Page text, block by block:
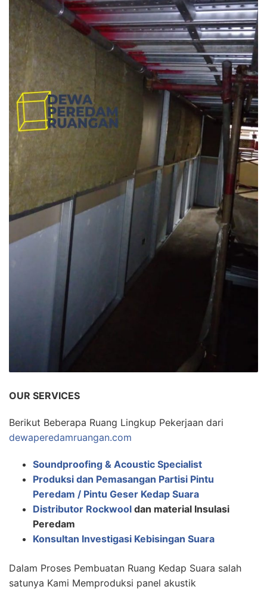
OUR SERVICES
Berikut Beberapa Ruang Lingkup Pekerjaan dari
dewaperedamruangan.com
Soundproofing & Acoustic Specialist
Produksi dan Pemasangan Partisi Pintu
Peredam / Pintu Geser Kedap Suara
Distributor Rockwool dan material Insulasi
Peredam
Konsultan Investigasi Kebisingan Suara
Dalam Proses Pembuatan Ruang Kedap Suara salah
satunya Kami Memproduksi panel akustik